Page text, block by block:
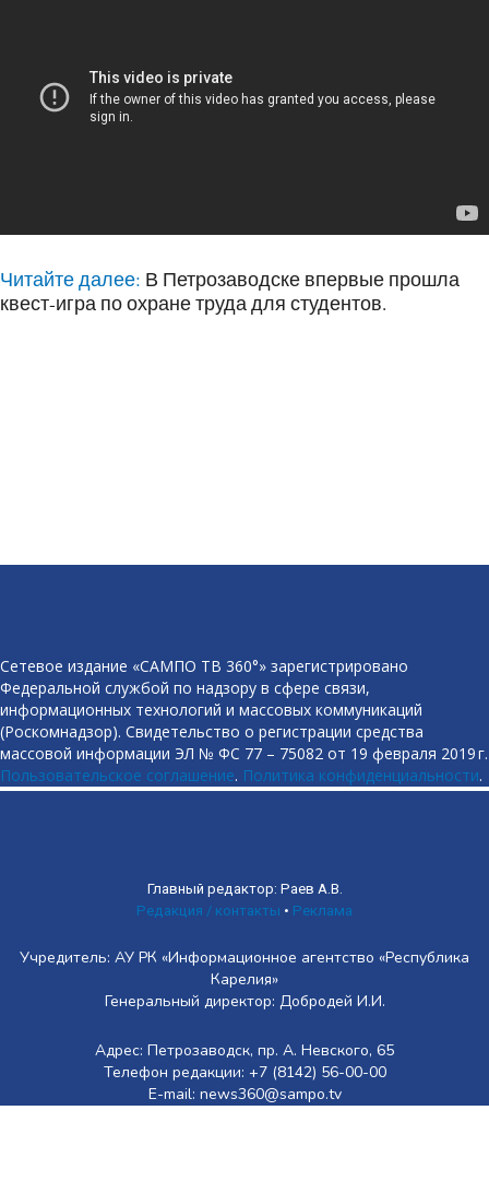
Читайте далее: В Петрозаводске впервые прошла
квест-игра по охране труда для студентов.
Сетевое издание «САМПО ТВ 360°» зарегистрировано
Федеральной службой по надзору в сфере связи,
информационных технологий и массовых коммуникаций
(Роскомнадзор). Свидетельство о регистрации средства
массовой информации ЭЛ № ФС 77 – 75082 от 19 февраля 2019 г.
Пользовательское соглашение. Политика конфиденциальности.
Главный редактор: Раев А.В.
Редакция / контакты • Реклама
Учредитель: АУ РК «Информационное агентство «Республика
Карелия»
Генеральный директор: Добродей И.И.
Адрес: Петрозаводск, пр. А. Невского, 65
Телефон редакции: +7 (8142) 56-00-00
E-mail: news360@sampo.tv